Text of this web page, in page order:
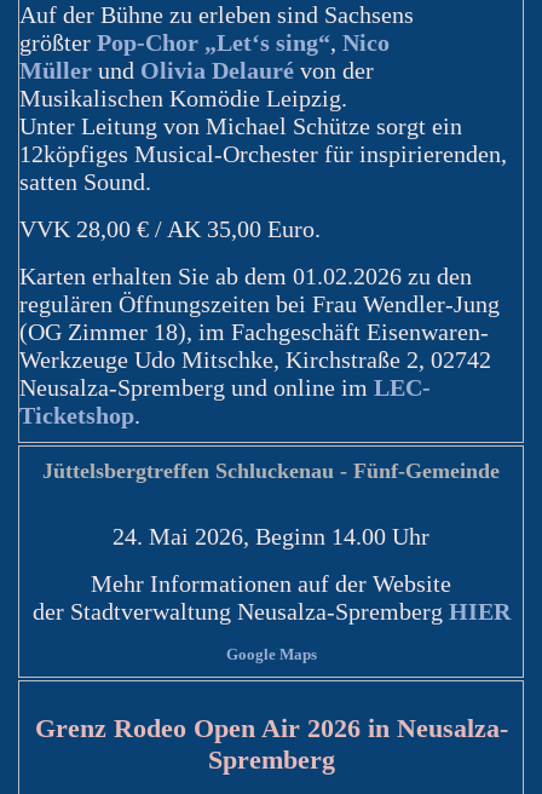
Auf der Bühne zu erleben sind Sachsens
größter Pop-Chor „Let‘s sing“, Nico
Müller und Olivia Delauré von der
Musikalischen Komödie Leipzig.
Unter Leitung von Michael Schütze sorgt ein
12köpfiges Musical-Orchester für inspirierenden,
satten Sound.
VVK 28,00 € / AK 35,00 Euro.
Karten erhalten Sie ab dem 01.02.2026 zu den
regulären Öffnungszeiten bei Frau Wendler-Jung
(OG Zimmer 18), im Fachgeschäft Eisenwaren-
Werkzeuge Udo Mitschke, Kirchstraße 2, 02742
Neusalza-Spremberg und online im LEC-
Ticketshop.
Jüttelsbergtreffen Schluckenau - Fünf-Gemeinde
24. Mai 2026, Beginn 14.00 Uhr
Mehr Informationen auf der Website
der Stadtverwaltung Neusalza-Spremberg HIER
Google Maps
Grenz Rodeo Open Air 2026 in Neusalza-
Spremberg